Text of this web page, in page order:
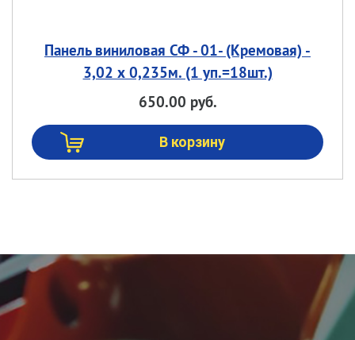
Панель виниловая СФ - 01- (Кремовая) -
3,02 х 0,235м. (1 уп.=18шт.)
650.00 руб.